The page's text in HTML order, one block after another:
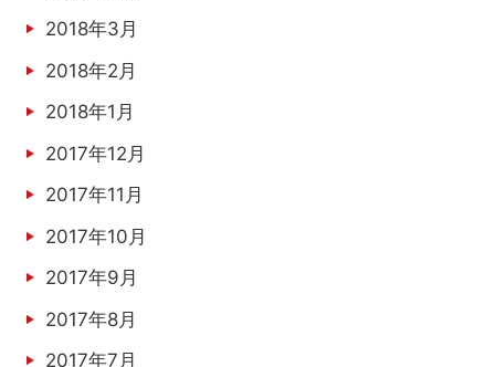
2018年3月
2018年2月
2018年1月
2017年12月
2017年11月
2017年10月
2017年9月
2017年8月
2017年7月